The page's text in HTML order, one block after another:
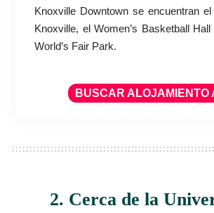
Knoxville Downtown se encuentran
Knoxville, el Women’s Basketball
World’s Fair Park.
BUSCAR ALOJAMIENTO
2. Cerca de la